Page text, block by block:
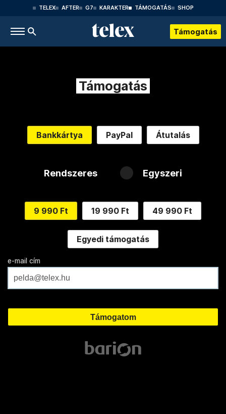
TELEX AFTER G7 KARAKTER TÁMOGATÁS SHOP
Támogatás
Támogatás
Bankkártya PayPal Átutalás
Rendszeres Egyszeri
9 990 Ft 19 990 Ft 49 990 Ft
Egyedi támogatás
e-mail cím